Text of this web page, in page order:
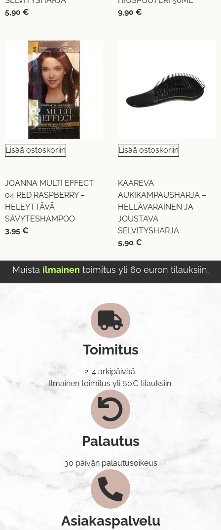
5,90 €
9,90 €
Lisää ostoskoriin
JOANNA MULTI EFFECT
04 RED RASPBERRY –
HELEYTTÄVÄ
SÄVYTESHAMPOO
3,95 €
Lisää ostoskoriin
KAAREVA
AUKIKAMPAUSHARJA –
HELLÄVARAINEN JA
JOUSTAVA
SELVITYSHARJA
5,90 €
Muista ilmainen toimitus yli 60 euron tilauksiin.
Toimitus
2-4 arkipäivää.
Ilmainen toimitus yli 60€ tilauksiin.
Palautus
30 päivän palautusoikeus
Asiakaspalvelu